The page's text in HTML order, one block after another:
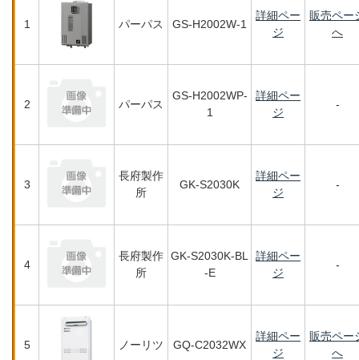
1 パーパス GS-H2002W-1
詳細ペー
ジ
販売ペー
へ
2 パーパス
GS-H2002WP-
1
詳細ペー
ジ
-
3
長府製作
所
GK-S2030K
詳細ペー
ジ
-
4
長府製作
所
GK-S2030K-BL
-E
詳細ペー
ジ
-
5 ノーリツ GQ-C2032WX
詳細ペー
ジ
販売ペー
へ